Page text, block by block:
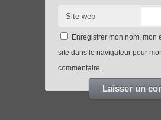
Site web
Enregistrer mon nom, mon
site dans le navigateur pour
commentaire.